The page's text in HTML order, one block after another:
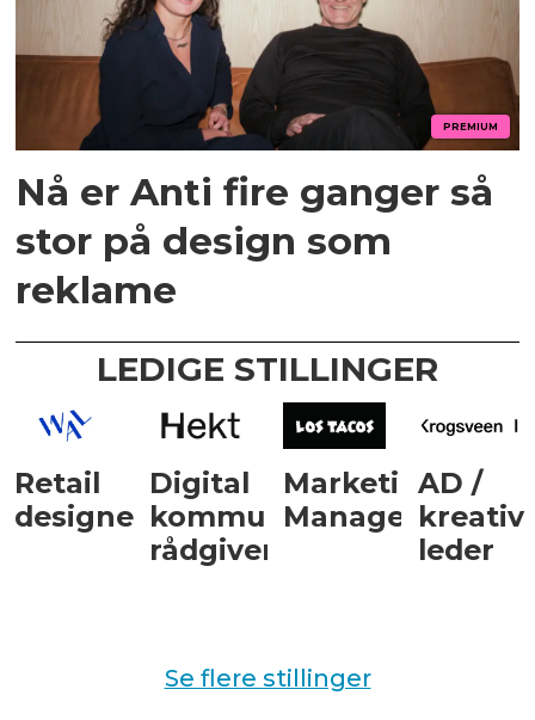
PREMIUM
Nå er Anti fire ganger så
stor på design som
reklame
LEDIGE STILLINGER
Retail
designer
Digital
kommunikasjons­
rådgiver
Marketing
Manager
AD /
kreativ
leder
Se flere stillinger